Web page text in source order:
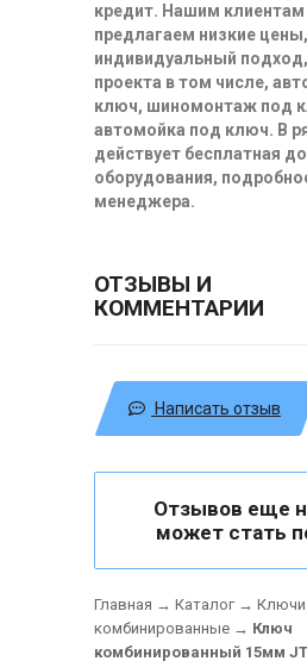
кредит. Нашим
предлагаем низкие цены,
индивидуальный
проекта в том числе,
ключ, шиномонтаж под
автомойка под ключ. В
действует бесплатная
оборудования,
менеджера.
ОТЗЫВЫ И
КОММЕНТАРИИ
Написать отзыв
Отзывов еще
может стать
Главная → Каталог→ Ключи
комбинированные → Ключ
комбинированный 15мм